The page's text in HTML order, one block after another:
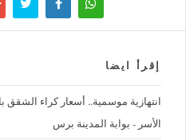
إقرأ ايضا
‪انتهازية موسمية.. أسعار كراء
الأسر - بوابة المدينة برس